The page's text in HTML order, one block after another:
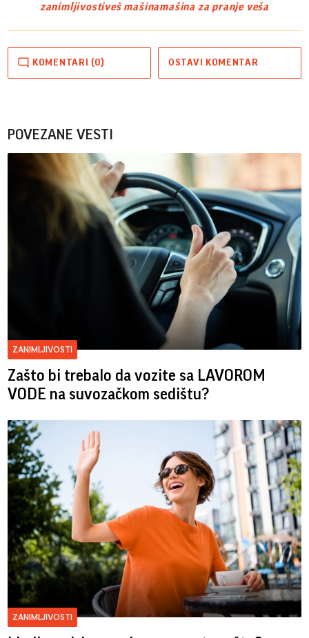
zanimljivostiveš mašinamašina za pranje veša
KOMENTARI (0) OSTAVI KOMENTAR
POVEZANE VESTI
ZANIMLJIVOSTI
Zašto bi trebalo da vozite sa LAVOROM
VODE na suvozačkom sedištu?
ZANIMLJIVOSTI